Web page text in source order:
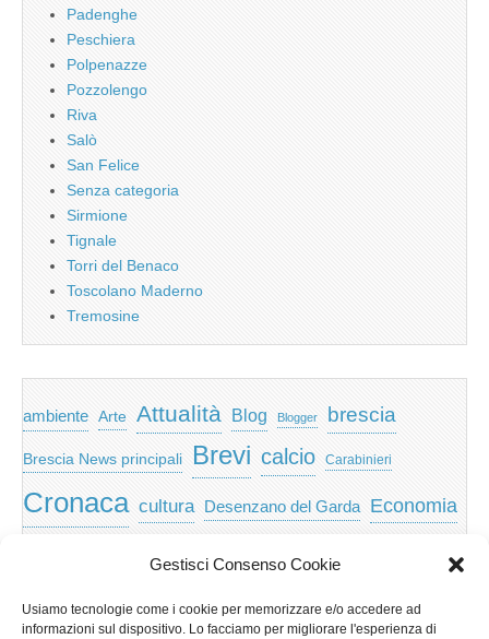
Gestisci Consenso Cookie
Usiamo tecnologie come i cookie per memorizzare e/o accedere ad
informazioni sul dispositivo. Lo facciamo per migliorare l'esperienza di
Padenghe
Peschiera
Polpenazze
Pozzolengo
Riva
Salò
San Felice
Senza categoria
Sirmione
Tignale
Torri del Benaco
Toscolano Maderno
Tremosine
ambiente Arte Attualità Blog Blogger brescia
Brescia News principali Brevi calcio Carabinieri
Cronaca cultura Desenzano del Garda Economia
lago di garda Musica Nera news Notizie